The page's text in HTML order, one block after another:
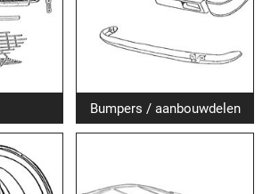
Bumpers / aanbouwdelen